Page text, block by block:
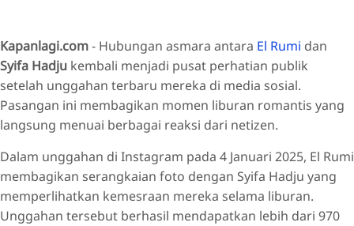
Kapanlagi.com- Hubungan asmara antara El Rumi dan
Syifa Hadju kembali menjadi pusat perhatian publik
setelah unggahan terbaru mereka di media sosial.
Pasangan ini membagikan momen liburan romantis yang
langsung menuai berbagai reaksi dari netizen.
Dalam unggahan di Instagram pada 4 Januari 2025, El Rumi
membagikan serangkaian foto dengan Syifa Hadju yang
memperlihatkan kemesraan mereka selama liburan.
Unggahan tersebut berhasil mendapatkan lebih dari 970